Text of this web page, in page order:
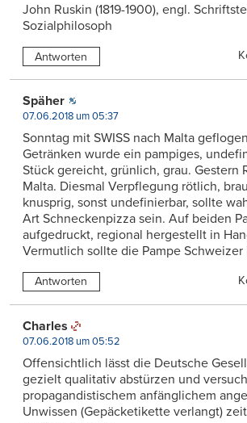
John Ruskin (1819-1900), engl.
Sozialphilosoph
Antworten
Späher
07.06.2018 um 05:37
Sonntag mit SWISS nach Malta
Getränken wurde ein pampiges,
Stück gereicht, grünlich, grau. Gestern
Malta. Diesmal Verpflegung rötlich,
knusprig, sonst undefinierbar, sollte
Art Schneckenpizza sein. Auf beiden
aufgedruckt, regional hergestellt in
Vermutlich sollte die Pampe Schweizer
Antworten
Charles
07.06.2018 um 05:52
Offensichtlich lässt die Deutsche
gezielt qualitativ abstürzen und
propagandistischem anfänglichem
Unwissen (Gepäcketikette verlangt)